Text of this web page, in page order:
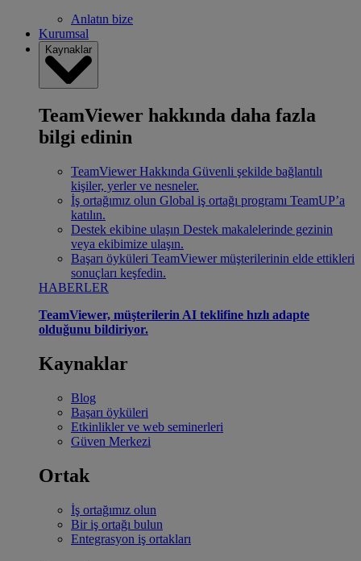
Anlatın bize
Kurumsal
Kaynaklar
TeamViewer hakkında daha fazla
bilgi edinin
TeamViewer Hakkında Güvenli şekilde bağlantılı
kişiler, yerler ve nesneler.
İş ortağımız olun Global iş ortağı programı TeamUP’a
katılın.
Destek ekibine ulaşın Destek makalelerinde gezinin
veya ekibimize ulaşın.
Başarı öyküleri TeamViewer müşterilerinin elde ettikleri
sonuçları keşfedin.
HABERLER
TeamViewer, müşterilerin AI teklifine hızlı adapte
olduğunu bildiriyor.
Kaynaklar
Blog
Başarı öyküleri
Etkinlikler ve web seminerleri
Güven Merkezi
Ortak
İş ortağımız olun
Bir iş ortağı bulun
Entegrasyon iş ortakları